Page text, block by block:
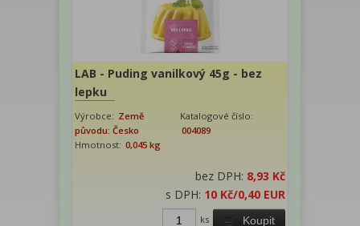
LAB - Puding vanilkový 45g - bez
lepku
Výrobce: Země
původu: Česko
Katalogové číslo:
004089
Hmotnost: 0,045 kg
bez DPH: 8,93 Kč
s DPH: 10 Kč/0,40 EUR
Koupit
ks